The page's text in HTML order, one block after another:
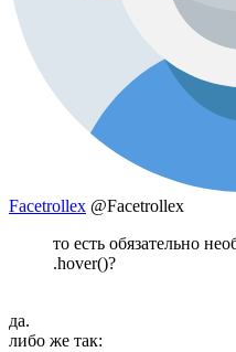
Facetrollex @Facetrollex
то есть обязательно
.hover()?
да.
либо же так: